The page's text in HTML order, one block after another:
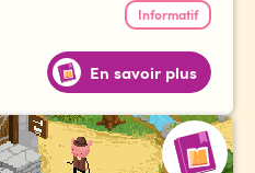
Informatif
En savoir plus